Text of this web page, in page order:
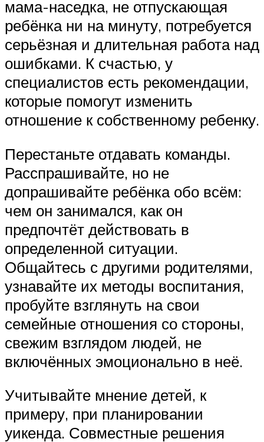
мама-наседка, не отпускающая
ребёнка ни на минуту, потребуется
серьёзная и длительная работа над
ошибками. К счастью, у
специалистов есть рекомендации,
которые помогут изменить
отношение к собственному ребенку.
Перестаньте отдавать команды.
Расспрашивайте, но не
допрашивайте ребёнка обо всём:
чем он занимался, как он
предпочтёт действовать в
определенной ситуации.
Общайтесь с другими родителями,
узнавайте их методы воспитания,
пробуйте взглянуть на свои
семейные отношения со стороны,
свежим взглядом людей, не
включённых эмоционально в неё.
Учитывайте мнение детей, к
примеру, при планировании
уикенда. Совместные решения